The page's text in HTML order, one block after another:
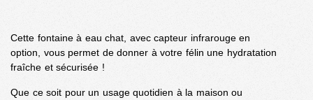
Cette fontaine à eau chat, avec capteur infrarouge en
option, vous permet de donner à votre félin une hydratation
fraîche et sécurisée !
Que ce soit pour un usage quotidien à la maison ou